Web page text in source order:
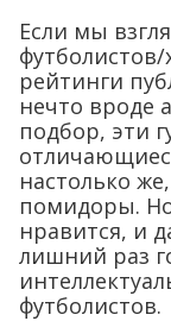
Если мы
рейтинги
нечто вроде
подбор, эти
настолько
помидоры.
нравится, и
лишний раз
футболистов.